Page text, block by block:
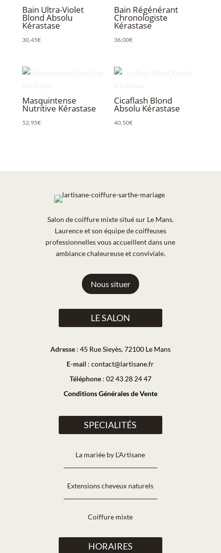
Bain Ultra-Violet
Blond Absolu
Kérastase
30,45€
Bain Régénérant
Chronologiste
Kérastase
36,00€
Masquintense
Nutritive Kérastase
52,95€
Cicaflash Blond
Absolu Kérastase
40,50€
Salon de coiffure mixte situé sur Le Mans.
Laurence et son équipe de coiffeuses
professionnelles vous accueillent dans une
ambiance chaleureuse et conviviale.
Nous situer
LE SALON
Adresse: 45 Rue Sieyès, 72100 Le Mans
E-mail :contact@lartisane.fr
Téléphone: 02 43 28 24 47
Conditions Générales de Vente
SPECIALITÉS
La mariée by L'Artisane
Extensions cheveux naturels
Coiffure mixte
HORAIRES